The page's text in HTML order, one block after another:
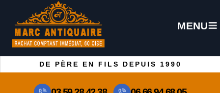
MENU
DE PÈRE EN FILS DEPUIS 1990